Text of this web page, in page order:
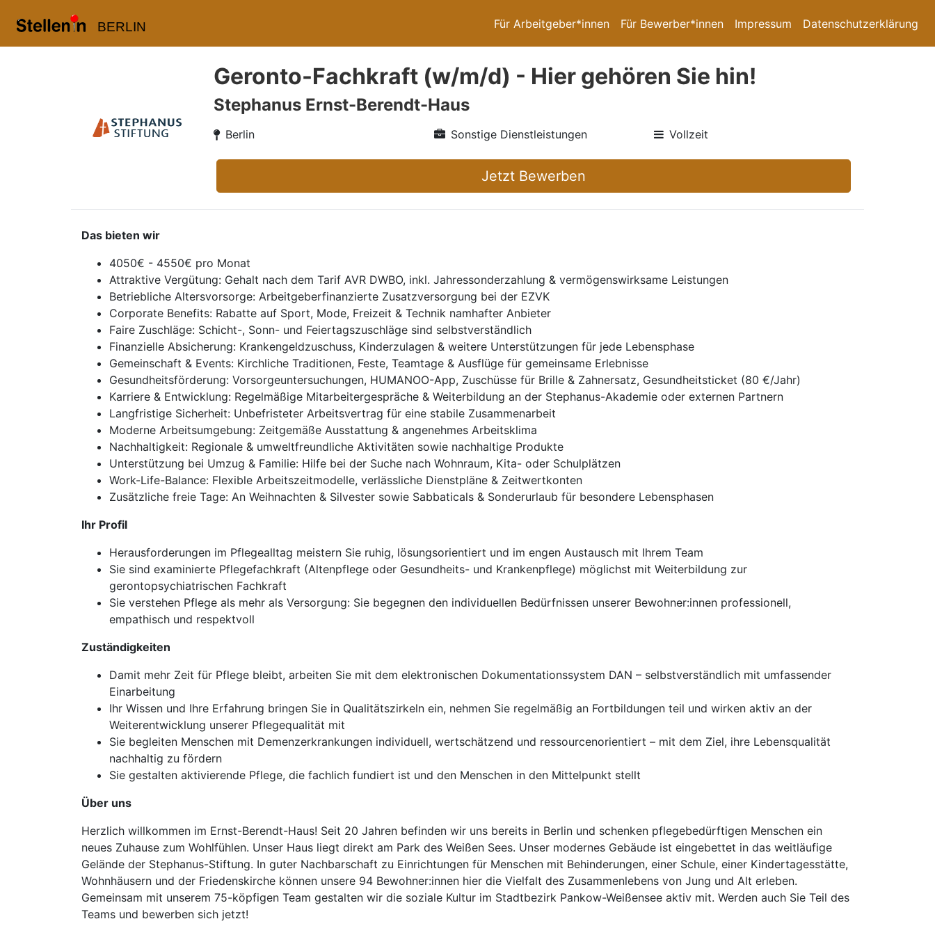
BERLIN Für Arbeitgeber*innen Für Bewerber*innen Impressum Datenschutzerklärung
Geronto-Fachkraft (w/m/d) - Hier gehören Sie hin!
Stephanus Ernst-Berendt-Haus
Berlin Sonstige Dienstleistungen Vollzeit
Jetzt Bewerben
Das bieten wir
4050€ - 4550€ pro Monat
Attraktive Vergütung: Gehalt nach dem Tarif AVR DWBO, inkl. Jahressonderzahlung & vermögenswirksame Leistungen
Betriebliche Altersvorsorge: Arbeitgeberfinanzierte Zusatzversorgung bei der EZVK
Corporate Benefits: Rabatte auf Sport, Mode, Freizeit & Technik namhafter Anbieter
Faire Zuschläge: Schicht-, Sonn- und Feiertagszuschläge sind selbstverständlich
Finanzielle Absicherung: Krankengeldzuschuss, Kinderzulagen & weitere Unterstützungen für jede Lebensphase
Gemeinschaft & Events: Kirchliche Traditionen, Feste, Teamtage & Ausflüge für gemeinsame Erlebnisse
Gesundheitsförderung: Vorsorgeuntersuchungen, HUMANOO-App, Zuschüsse für Brille & Zahnersatz, Gesundheitsticket (80 €/Jahr)
Karriere & Entwicklung: Regelmäßige Mitarbeitergespräche & Weiterbildung an der Stephanus-Akademie oder externen Partnern
Langfristige Sicherheit: Unbefristeter Arbeitsvertrag für eine stabile Zusammenarbeit
Moderne Arbeitsumgebung: Zeitgemäße Ausstattung & angenehmes Arbeitsklima
Nachhaltigkeit: Regionale & umweltfreundliche Aktivitäten sowie nachhaltige Produkte
Unterstützung bei Umzug & Familie: Hilfe bei der Suche nach Wohnraum, Kita- oder Schulplätzen
Work-Life-Balance: Flexible Arbeitszeitmodelle, verlässliche Dienstpläne & Zeitwertkonten
Zusätzliche freie Tage: An Weihnachten & Silvester sowie Sabbaticals & Sonderurlaub für besondere Lebensphasen
Ihr Profil
Herausforderungen im Pflegealltag meistern Sie ruhig, lösungsorientiert und im engen Austausch mit Ihrem Team
Sie sind examinierte Pflegefachkraft (Altenpflege oder Gesundheits- und Krankenpflege) möglichst mit Weiterbildung zur
gerontopsychiatrischen Fachkraft
Sie verstehen Pflege als mehr als Versorgung: Sie begegnen den individuellen Bedürfnissen unserer Bewohner:innen professionell,
empathisch und respektvoll
Zuständigkeiten
Damit mehr Zeit für Pflege bleibt, arbeiten Sie mit dem elektronischen Dokumentationssystem DAN – selbstverständlich mit umfassender
Einarbeitung
Ihr Wissen und Ihre Erfahrung bringen Sie in Qualitätszirkeln ein, nehmen Sie regelmäßig an Fortbildungen teil und wirken aktiv an der
Weiterentwicklung unserer Pflegequalität mit
Sie begleiten Menschen mit Demenzerkrankungen individuell, wertschätzend und ressourcenorientiert – mit dem Ziel, ihre Lebensqualität
nachhaltig zu fördern
Sie gestalten aktivierende Pflege, die fachlich fundiert ist und den Menschen in den Mittelpunkt stellt
Über uns
Herzlich willkommen im Ernst-Berendt-Haus! Seit 20 Jahren befinden wir uns bereits in Berlin und schenken pflegebedürftigen Menschen ein
neues Zuhause zum Wohlfühlen. Unser Haus liegt direkt am Park des Weißen Sees. Unser modernes Gebäude ist eingebettet in das weitläufige
Gelände der Stephanus-Stiftung. In guter Nachbarschaft zu Einrichtungen für Menschen mit Behinderungen, einer Schule, einer Kindertagesstätte,
Wohnhäusern und der Friedenskirche können unsere 94 Bewohner:innen hier die Vielfalt des Zusammenlebens von Jung und Alt erleben.
Gemeinsam mit unserem 75-köpfigen Team gestalten wir die soziale Kultur im Stadtbezirk Pankow-Weißensee aktiv mit. Werden auch Sie Teil des
Teams und bewerben sich jetzt!